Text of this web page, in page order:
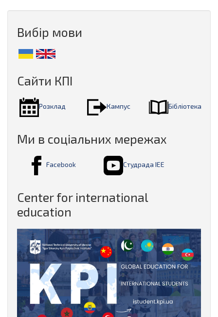
Вибір мови
Сайти КПІ
Розклад Кампус Бібліотека
Ми в соціальних мережах
Facebook Студрада ІЕЕ
Center for international
education